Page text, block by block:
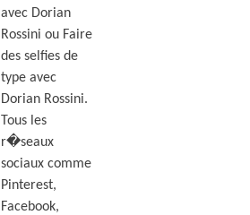
avec Dorian
Rossini ou Faire
des selfies de
type avec
Dorian Rossini.
Tous les
r�seaux
sociaux comme
Pinterest,
Facebook,